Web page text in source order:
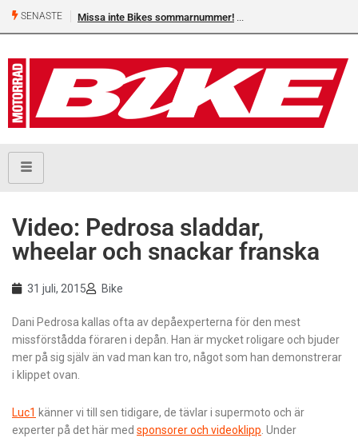
SENASTE Missa inte Bikes sommarnummer!
Video: Pedrosa sladdar,
wheelar och snackar franska
31 juli, 2015 Bike
Dani Pedrosa kallas ofta av depåexperterna för den mest
missförstådda föraren i depån. Han är mycket roligare och bjuder
mer på sig själv än vad man kan tro, något som han demonstrerar
i klippet ovan.
Luc1 känner vi till sen tidigare, de tävlar i supermoto och är
experter på det här med sponsorer och videoklipp. Under